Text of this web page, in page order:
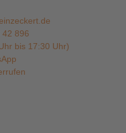
42 896
bis 17:30 Uhr)